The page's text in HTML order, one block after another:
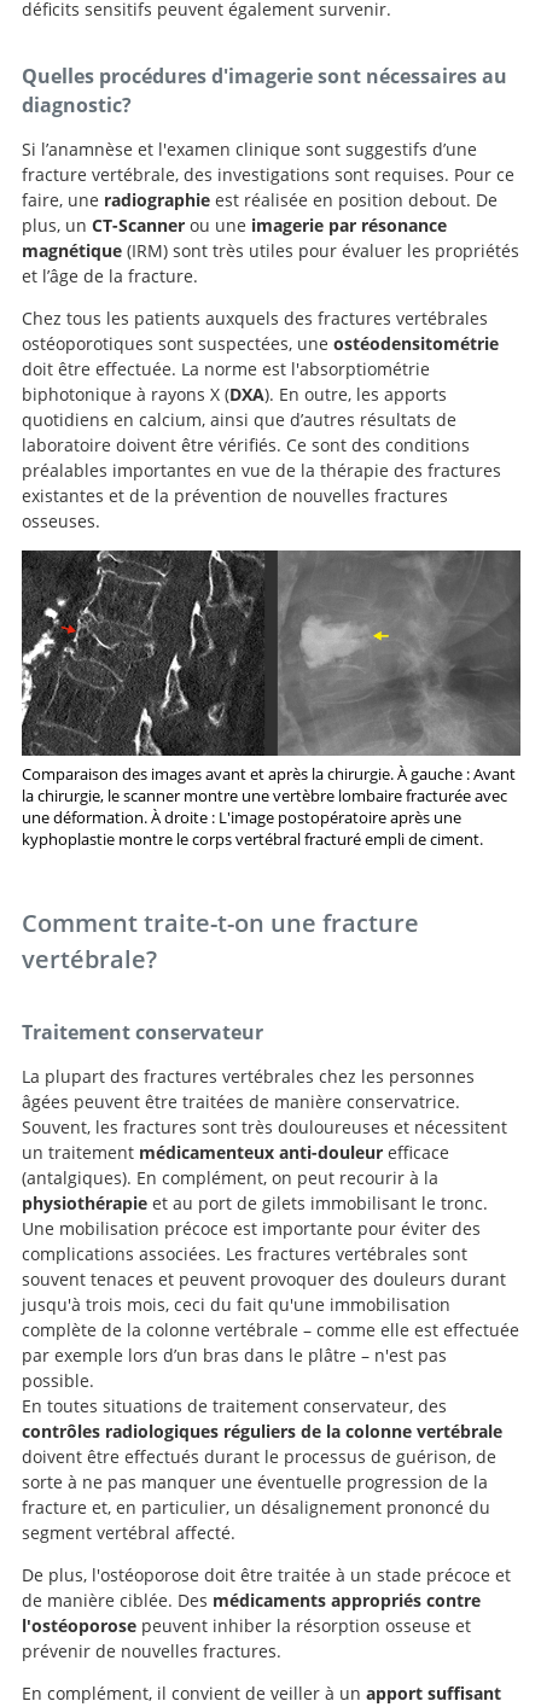
déficits sensitifs peuvent également survenir.
Quelles procédures d'imagerie sont nécessaires au
diagnostic?
Si l’anamnèse et l'examen clinique sont suggestifs d’une
fracture vertébrale, des investigations sont requises. Pour ce
faire, une radiographie est réalisée en position debout. De
plus, un CT-Scannerou une imagerie par résonance
magnétique(IRM) sont très utiles pour évaluer les propriétés
et l’âge de la fracture.
Chez tous les patients auxquels des fractures vertébrales
ostéoporotiques sont suspectées, une ostéodensitométrie
doit être effectuée. La norme est l'absorptiométrie
biphotonique à rayons X (DXA). En outre, les apports
quotidiens en calcium, ainsi que d’autres résultats de
laboratoire doivent être vérifiés. Ce sont des conditions
préalables importantes en vue de la thérapie des fractures
existantes et de la prévention de nouvelles fractures
osseuses.
Comparaison des images avant et après la chirurgie. À gauche : Avant
la chirurgie, le scanner montre une vertèbre lombaire fracturée avec
une déformation. À droite : L'image postopératoire après une
kyphoplastie montre le corps vertébral fracturé empli de ciment.
Comment traite-t-on une fracture
vertébrale?
Traitement conservateur
La plupart des fractures vertébrales chez les personnes
âgées peuvent être traitées de manière conservatrice.
Souvent, les fractures sont très douloureuses et nécessitent
un traitement médicamenteux anti-douleurefficace
(antalgiques). En complément, on peut recourir à la
physiothérapie et au port de gilets immobilisant le tronc.
Une mobilisation précoce est importante pour éviter des
complications associées. Les fractures vertébrales sont
souvent tenaces et peuvent provoquer des douleurs durant
jusqu'à trois mois, ceci du fait qu'une immobilisation
complète de la colonne vertébrale – comme elle est effectuée
par exemple lors d’un bras dans le plâtre – n'est pas
possible.
En toutes situations de traitement conservateur, des
contrôles radiologiques réguliers de la colonne vertébrale
doivent être effectués durant le processus de guérison, de
sorte à ne pas manquer une éventuelle progression de la
fracture et, en particulier, un désalignement prononcé du
segment vertébral affecté.
De plus, l'ostéoporose doit être traitée à un stade précoce et
de manière ciblée. Des médicaments appropriés contre
l'ostéoporosepeuvent inhiber la résorption osseuse et
prévenir de nouvelles fractures.
En complément, il convient de veiller à un apport suffisant